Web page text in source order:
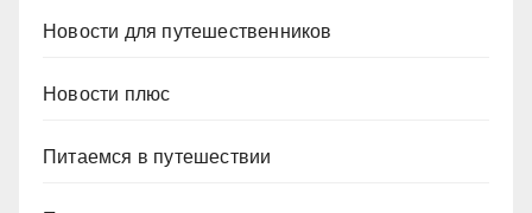
Новости для путешественников
Новости плюс
Питаемся в путешествии